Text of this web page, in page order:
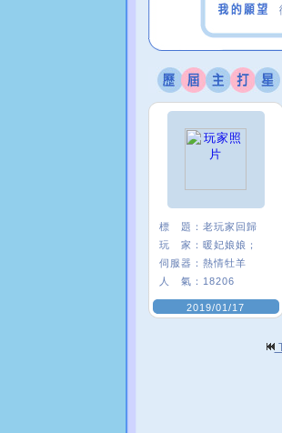
標 題： 老玩家回歸
玩 家： 暖妃娘娘；
伺服器： 熱情牡羊
人 氣： 18206
2019/01/17